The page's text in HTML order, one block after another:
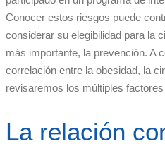
Conocer estos riesgos puede
considerar su elegibilidad para la
más importante, la prevención. A
correlación entre la obesidad, la
revisaremos los múltiples
La relación